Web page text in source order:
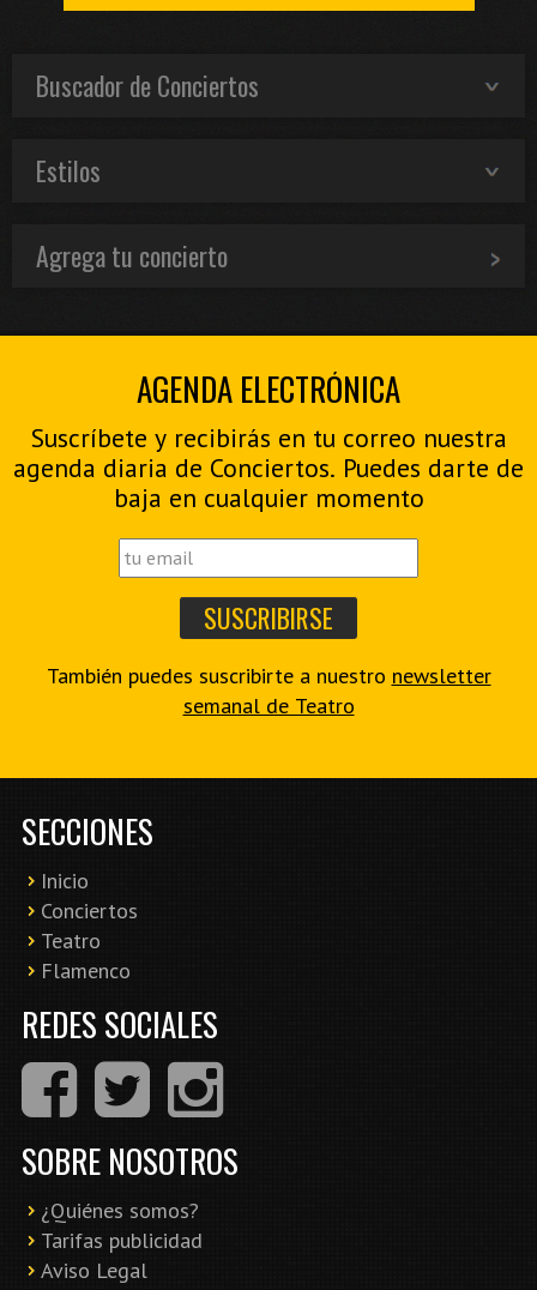
Buscador de Conciertos
Estilos
Agrega tu concierto
AGENDA ELECTRÓNICA
Suscríbete y recibirás en tu correo nuestra
agenda diaria de Conciertos. Puedes darte de
baja en cualquier momento
También puedes suscribirte a nuestro newsletter
semanal de Teatro
SECCIONES
Inicio
Conciertos
Teatro
Flamenco
REDES SOCIALES
SOBRE NOSOTROS
¿Quiénes somos?
Tarifas publicidad
Aviso Legal